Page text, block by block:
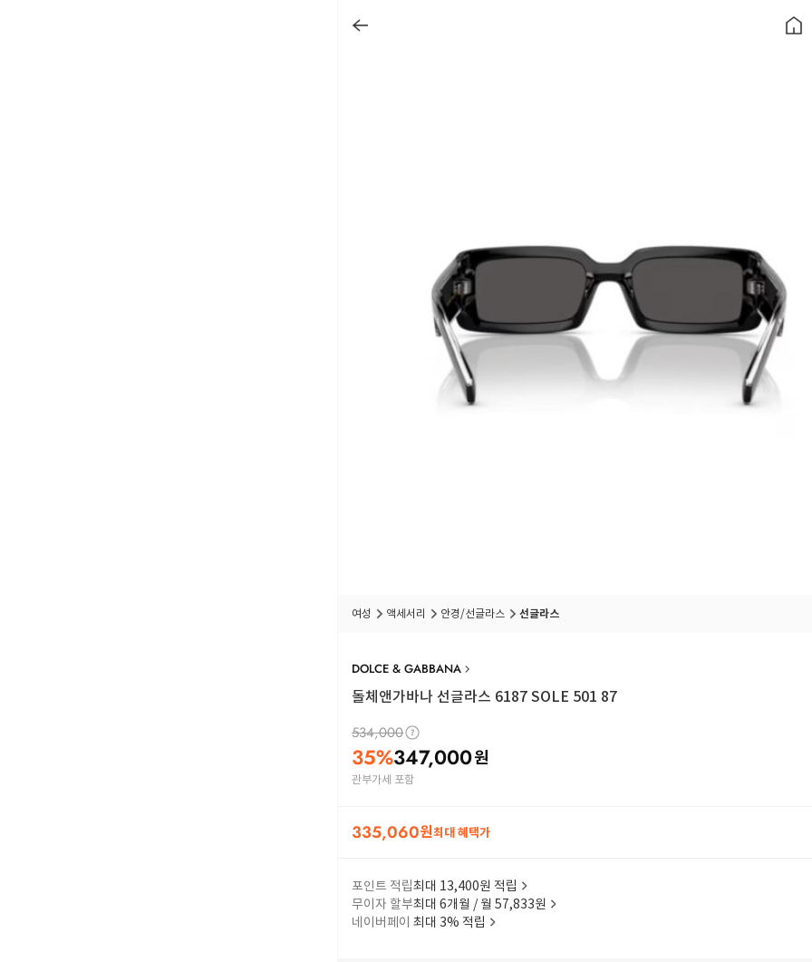
여성 액세서리 안경/선글라스 선글라스
DOLCE & GABBANA
돌체앤가바나 선글라스 6187 SOLE 501 87
534,000
35%347,000원
관부가세 포함
335,060원최대 혜택가
포인트 적립최대 13,400원 적립
무이자 할부최대 6개월 / 월 57,833원
네이버페이 최대 3% 적립